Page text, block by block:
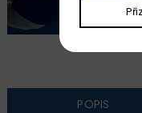
POPIS